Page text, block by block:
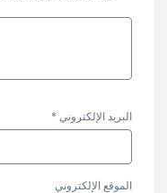
البريد الإلكتروني *
الموقع الإلكتروني